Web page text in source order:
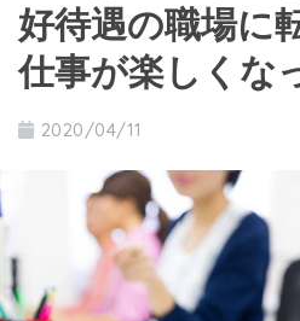
好待遇の職場に
仕事が楽しくな
2020/04/11